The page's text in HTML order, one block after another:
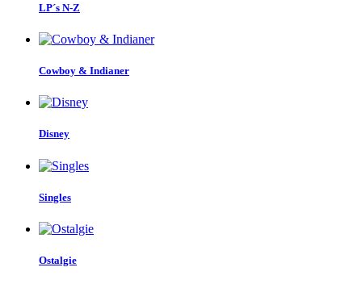
LP´s N-Z
Cowboy & Indianer
Disney
Singles
Ostalgie